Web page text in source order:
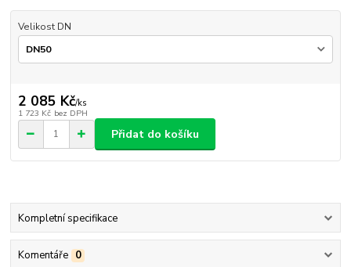
Velikost DN
2 085 Kč/ks
1 723 Kč bez DPH
Přidat do košíku
Kompletní specifikace
Komentáře 0